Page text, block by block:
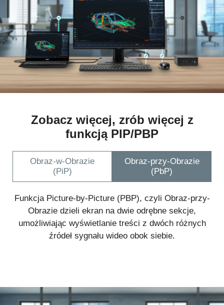
Zobacz więcej, zrób więcej z
funkcją PIP/PBP
Obraz-w-Obrazie
(PiP)
Obraz-przy-Obrazie
(PbP)
Funkcja Picture-in-Picture (PIP), czyli Obraz-w-
Obrazie pozwala na nałożenie mniejszego okna z
obrazem z drugiego źródła sygnału wideo na główny
ekran. Jest to idealne rozwiązaniem do pracy